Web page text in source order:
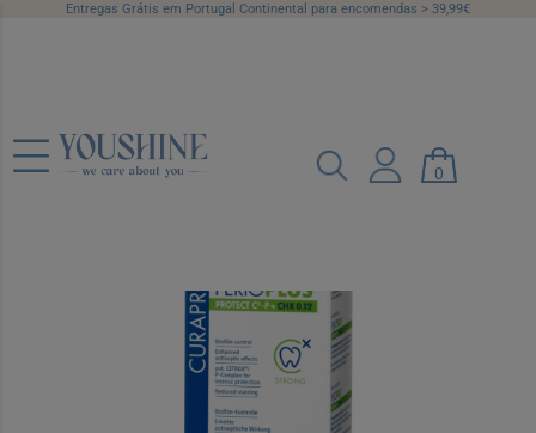
Entregas Grátis em Portugal Continental para encomendas > 39,99€
0
Curaprox Perio Plus Protect Colutório
200 ml